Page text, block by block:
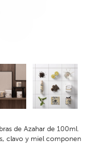
de Azahar de 100ml.
clavo y miel componen